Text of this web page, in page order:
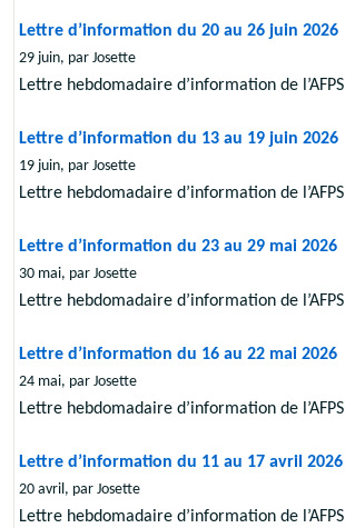
Lettre d’information du 20 au 26 juin 2026
29 juin, par Josette
Lettre hebdomadaire d’information de l’AFPS
Lettre d’information du 13 au 19 juin 2026
19 juin, par Josette
Lettre hebdomadaire d’information de l’AFPS
Lettre d’information du 23 au 29 mai 2026
30 mai, par Josette
Lettre hebdomadaire d’information de l’AFPS
Lettre d’information du 16 au 22 mai 2026
24 mai, par Josette
Lettre hebdomadaire d’information de l’AFPS
Lettre d’information du 11 au 17 avril 2026
20 avril, par Josette
Lettre hebdomadaire d’information de l’AFPS